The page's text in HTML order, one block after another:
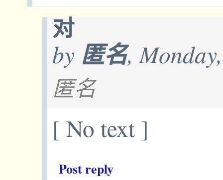
对
by 匿名,
匿名
[ No text ]
Post reply